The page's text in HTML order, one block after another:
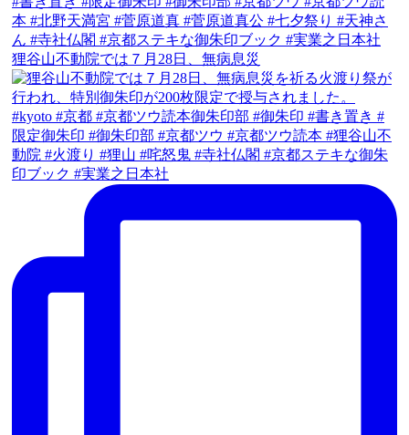
狸谷山不動院では７月28日、無病息災